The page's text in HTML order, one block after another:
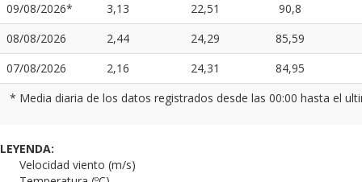
09/08/2026* 3,13 22,51
90,8
08/08/2026
2,44 24,29
85,59
07/08/2026
2,16 24,31
84,95
* Media diaria de los datos registrados desde las 00:00 hasta el
LEYENDA:
Velocidad viento (m/s)